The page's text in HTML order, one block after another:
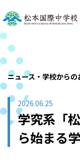
ニュース・学校からの
2026.06.25
学究系「
ら始まる